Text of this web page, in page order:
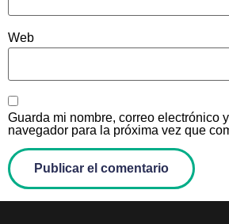
Web
Guarda mi nombre, correo electrónico
navegador para la próxima vez que